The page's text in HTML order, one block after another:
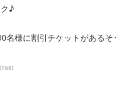
♪
名様に割引チケットがあるそ
(168)